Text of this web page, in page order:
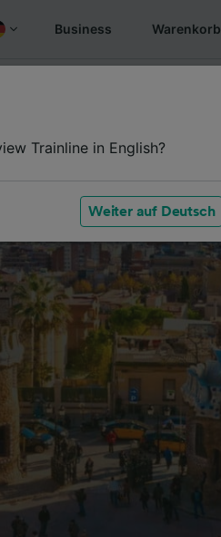
Business Warenkorb
Trainline in English?
Weiter auf Deutsch